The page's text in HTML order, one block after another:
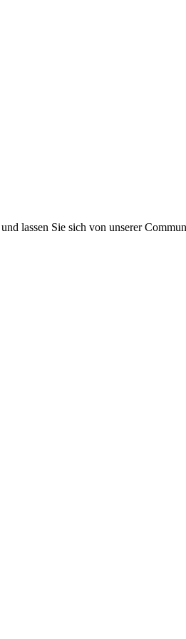
lassen Sie sich von unserer